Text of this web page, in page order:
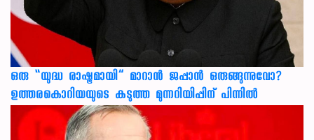
ഒരു “യുദ്ധ രാഷ്ട്രമായി” മാറാൻ ജപ്പാൻ ഒരുങ്ങുന്നുവോ?
ഉത്തരകൊറിയയുടെ കടുത്ത മുന്നറിയിപ്പിന് പിന്നിൽ